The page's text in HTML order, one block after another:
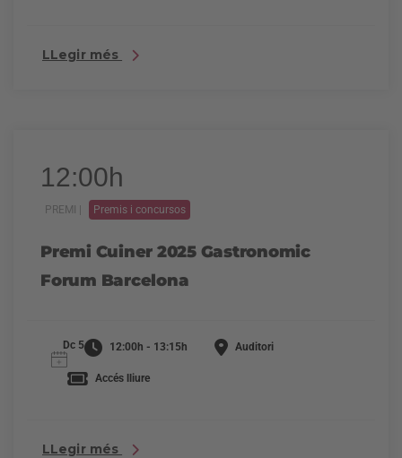
LLegir més
12:00h
PREMI | Premis i concursos
Premi Cuiner 2025 Gastronomic
Forum Barcelona
Dc 5 12:00h - 13:15h Auditori
Accés lliure
LLegir més